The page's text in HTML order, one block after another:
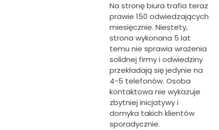
Na stronę biura trafia teraz
prawie 150 odwiedzających
miesięcznie. Niestety,
strona wykonana 5 lat
temu nie sprawia wrażenia
solidnej firmy i odwiedziny
przekładają się jedynie na
4-5 telefonów. Osoba
kontaktowa nie wykazuje
zbytniej inicjatywy i
domyka takich klientów
sporadycznie.